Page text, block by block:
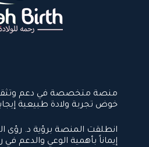
منصة متخصصة في دعم
خوض تجربة ولادة طبيعية
انطلقت المنصة برؤية د. رؤى
إيماناً بأهمية الوعي والدعم في